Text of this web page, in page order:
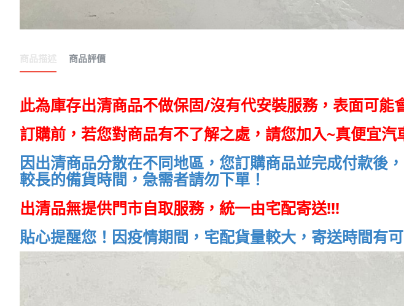
商品描述 商品評價
此為庫存出清商品不做保固/沒有代安裝服務，表面可能
訂購前，若您對商品有不了解之處，請您加入~真便宜汽
因出清商品分散在不同地區，您訂購商品並完成付款後
較長的備貨時間，急需者請勿下單！
出清品無提供門市自取服務，統一由宅配寄送!!!
貼心提醒您！因疫情期間，宅配貨量較大，寄送時間有